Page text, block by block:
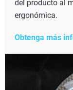
del producto al
ergonómica.
Obtenga más